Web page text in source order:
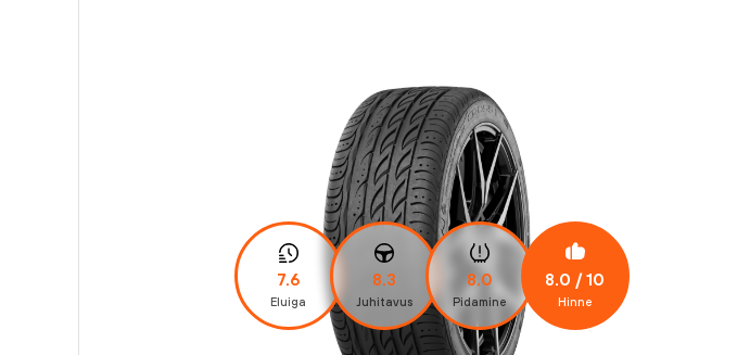
7.6
Eluiga
8.3
Juhitavus
8.0
Pidamine
8.0 / 10
Hinne